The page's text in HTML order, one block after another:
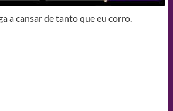
a cansar de tanto que eu corro.